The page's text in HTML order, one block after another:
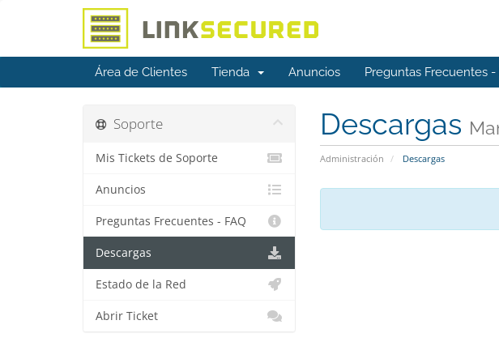
Área de Clientes Tienda Anuncios Preguntas Frecuentes -
Descargas
Administración Descargas
Soporte
Mis Tickets de Soporte
Anuncios
Preguntas Frecuentes - FAQ
Descargas
Estado de la Red
Abrir Ticket